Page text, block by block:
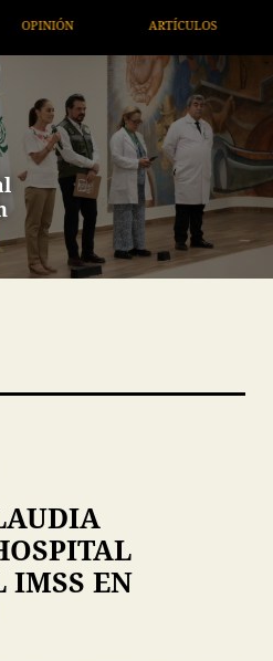
ARTÍCULOS ARTE /
IMSS EN